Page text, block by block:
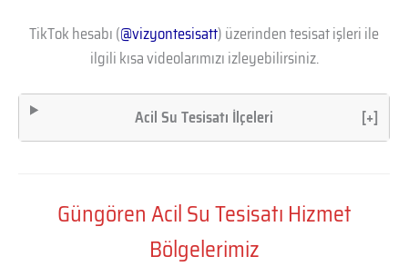
TikTok hesabı (@vizyontesisatt) üzerinden tesisat işleri ile
ilgili kısa videolarımızı izleyebilirsiniz.
Acil Su Tesisatı İlçeleri [+]
Güngören Acil Su Tesisatı Hizmet
Bölgelerimiz